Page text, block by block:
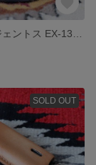
SOLD OUT